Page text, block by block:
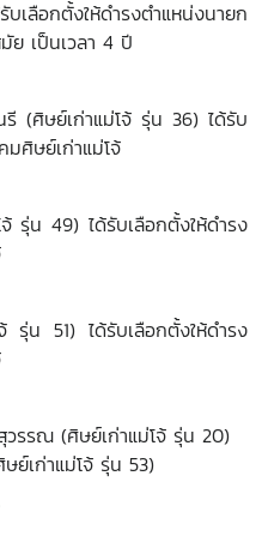
ลือกตั้งให้ดำรงตำแหน่งนายก
ย เป็นเวลา 4 ปี
รี (ศิษย์เก่าแม่โจ้ รุ่น 36) ได้รับ
มศิษย์เก่าแม่โจ้
รุ่น 49) ได้รับเลือกตั้งให้ดำรง
รุ่น 51) ได้รับเลือกตั้งให้ดำรง
วรรณ (ศิษย์เก่าแม่โจ้ รุ่น 20)
เก่าแม่โจ้ รุ่น 53)